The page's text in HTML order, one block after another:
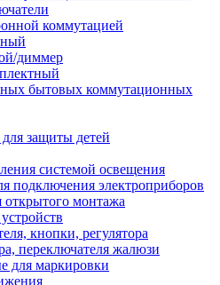
коммутацией
диммер
бытовых коммутационных
защиты детей
системой освещения
подключения электроприборов
открытого монтажа
кнопки, регулятора
переключателя жалюзи
для маркировки